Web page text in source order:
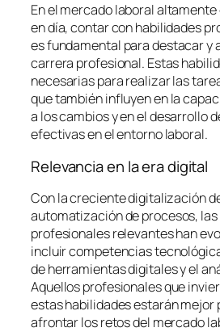
En el mercado laboral
en día, contar con habilidades
es fundamental para destacar y
carrera profesional. Estas
necesarias para realizar las
que también influyen en la
a los cambios y en el desarrollo
efectivas en el entorno laboral.
Relevancia en la era digital
Con la creciente digitalización
automatización de procesos,
profesionales relevantes han
incluir competencias
de herramientas digitales y el
Aquellos profesionales que
estas habilidades estarán mejor
afrontar los retos del mercado